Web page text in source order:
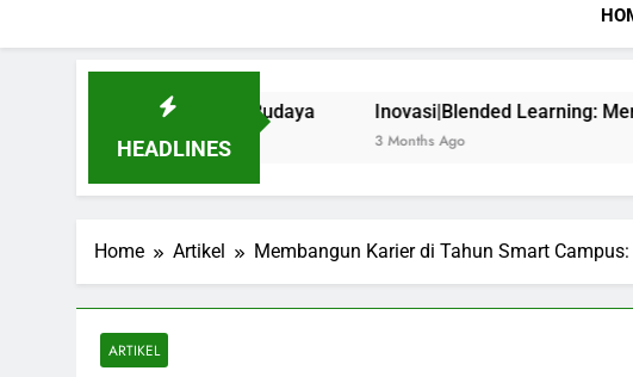
HEADLINES
Seni dan Budaya Inovasi|Blended Learning:
Home Artikel Membangun Karier di Tahun Smart
ARTIKEL